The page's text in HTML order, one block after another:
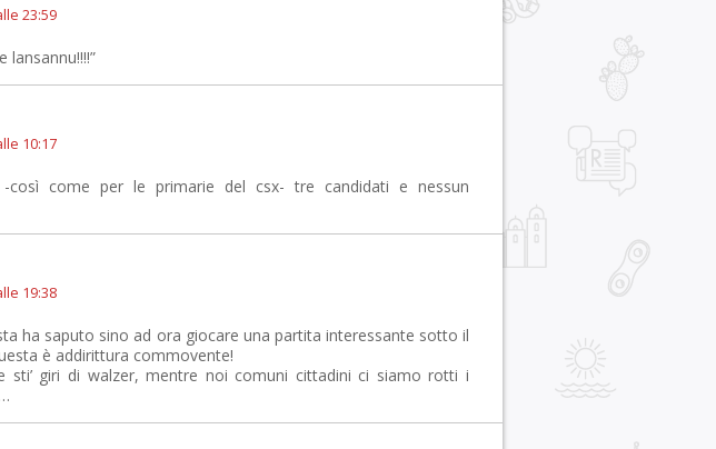
23:59
lansannu!!!!”
10:17
così come per le primarie del csx- tre candidati e nessun
19:38
ha saputo sino ad ora giocare una partita interessante sotto il
è addirittura commovente!
sti’ giri di walzer, mentre noi comuni cittadini ci siamo rotti i